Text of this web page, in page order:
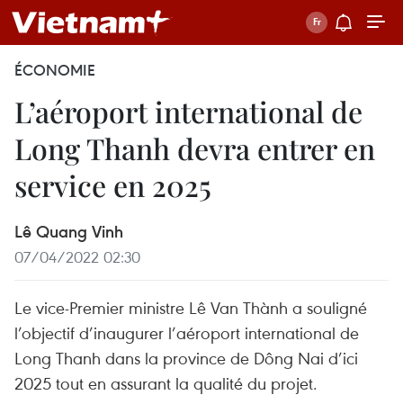
ÉCONOMIE
L’aéroport international de
Long Thanh devra entrer en
service en 2025
Lê Quang Vinh
07/04/2022 02:30
Le vice-Premier ministre Lê Van Thành a souligné
l’objectif d’inaugurer l’aéroport international de
Long Thanh dans la province de Dông Nai d’ici
2025 tout en assurant la qualité du projet.